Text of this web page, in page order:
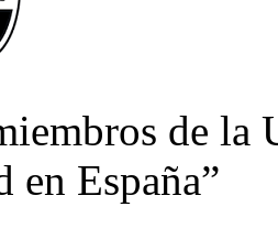
de la
en España